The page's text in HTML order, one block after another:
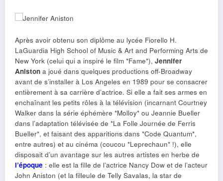
Après avoir obtenu son diplôme au lycée Fiorello H.
LaGuardia High School of Music & Art and Performing Arts de
New York (celui qui a inspiré le film *Fame*), Jennifer
Aniston a joué dans quelques productions off-Broadway
avant de s’installer à Los Angeles en 1989 pour se consacrer
entièrement à sa carrière d’actrice. Si elle a fait ses armes en
enchaînant les petits rôles à la télévision (incarnant Courtney
Walker dans la série éphémère *Molloy* ou Jeannie Bueller
dans l’adaptation télévisée de *La Folle Journée de Ferris
Bueller*, et faisant des apparitions dans *Code Quantum*,
entre autres) et au cinéma (coucou *Leprechaun* !), elle
disposait d’un avantage sur les autres artistes en herbe de
l’époque : elle est la fille de l’actrice Nancy Dow et de l’acteur
John Aniston (et la filleule de Telly Savalas, la star de